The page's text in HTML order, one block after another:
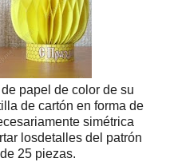
papel de color de su
de cartón en forma de
simétrica
losdetalles del patrón
25 piezas.